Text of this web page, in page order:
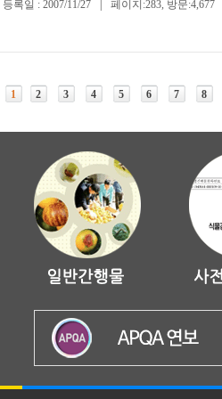
등록일 : 2007/11/27 페이지:283, 방문:4,677
1 2 3 4 5 6 7 8